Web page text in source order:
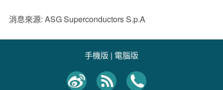
消息來源: ASG Superconductors S.p.A
手機版 | 電腦版